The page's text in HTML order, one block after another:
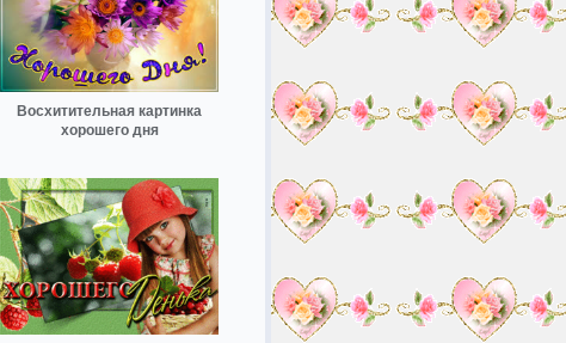
Восхитительная картинка
хорошего дня